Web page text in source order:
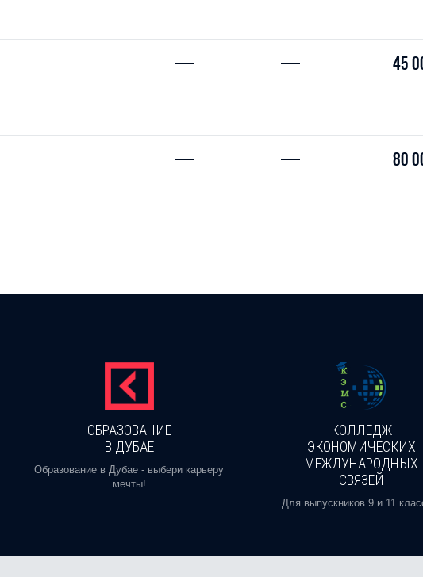
— — 45
— — 80
ОБРАЗОВАНИЕ
В ДУБАЕ
Образование в Дубае - выбери карьеру
мечты!
КОЛЛЕДЖ
ЭКОНОМИЧЕСКИХ
МЕЖДУНАРОДНЫХ
СВЯЗЕЙ
Для выпускников 9 и 11